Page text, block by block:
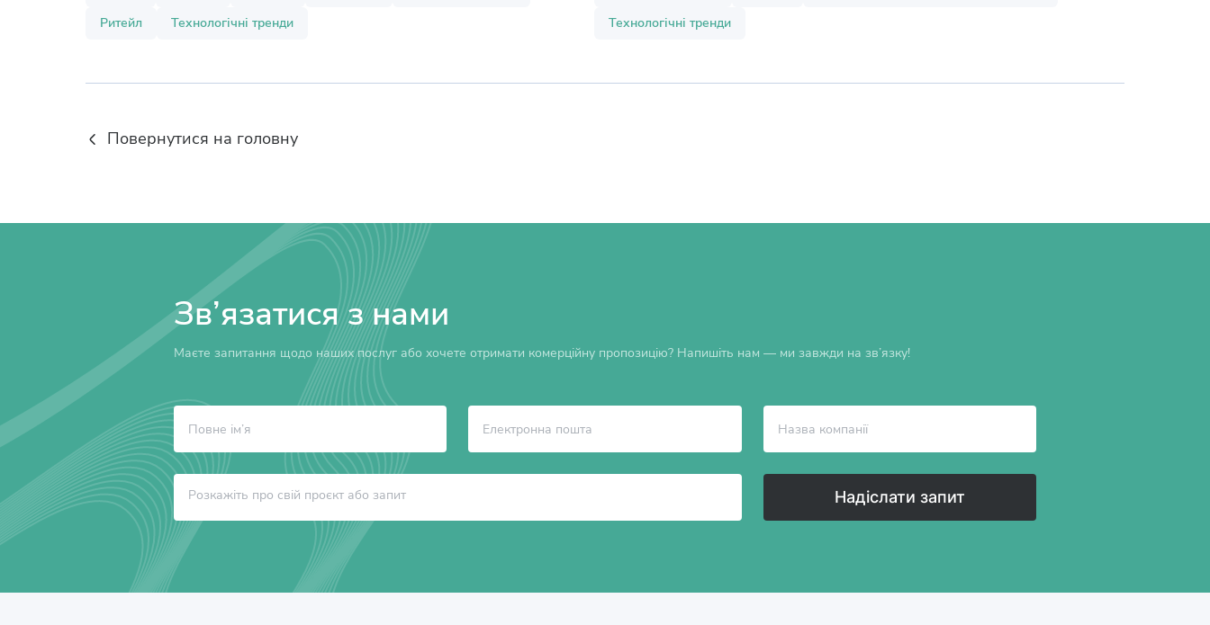
Ритейл
Технологічні тренди
Технологічні тренди
Повернутися на головну
Зв’язатися з нами
Маєте запитання щодо наших послуг або хочете отримати комерційну пропозицію? Напишіть нам — ми завжди на зв’язку!
Надіслати запит